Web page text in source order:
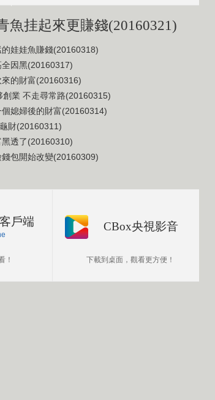
魚挂起來更賺錢(20160321)
娃娃魚賺錢(20160318)
因黑(20160317)
的財富(20160316)
創業 不走尋常路(20160315)
媳婦後的財富(20160314)
財(20160311)
透了(20160310)
包開始改變(20160309)
戶端
！
CBox央視影音
下載到桌面，觀看更方便！